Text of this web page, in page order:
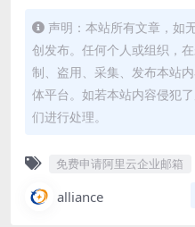
声明：本站所有文章，如
创发布。任何个人或组织，
制、盗用、采集、发布本站
体平台。如若本站内容侵犯
们进行处理。
免费申请阿里云企业邮箱
alliance